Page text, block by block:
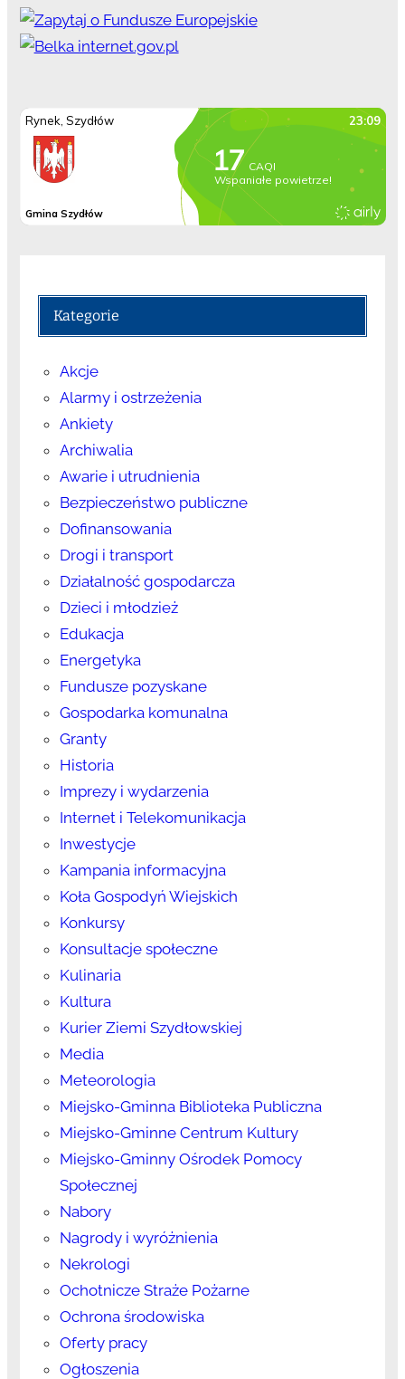
Kategorie
Akcje
Alarmy i ostrzeżenia
Ankiety
Archiwalia
Awarie i utrudnienia
Bezpieczeństwo publiczne
Dofinansowania
Drogi i transport
Działalność gospodarcza
Dzieci i młodzież
Edukacja
Energetyka
Fundusze pozyskane
Gospodarka komunalna
Granty
Historia
Imprezy i wydarzenia
Internet i Telekomunikacja
Inwestycje
Kampania informacyjna
Koła Gospodyń Wiejskich
Konkursy
Konsultacje społeczne
Kulinaria
Kultura
Kurier Ziemi Szydłowskiej
Media
Meteorologia
Miejsko-Gminna Biblioteka Publiczna
Miejsko-Gminne Centrum Kultury
Miejsko-Gminny Ośrodek Pomocy
Społecznej
Nabory
Nagrody i wyróżnienia
Nekrologi
Ochotnicze Straże Pożarne
Ochrona środowiska
Oferty pracy
Ogłoszenia